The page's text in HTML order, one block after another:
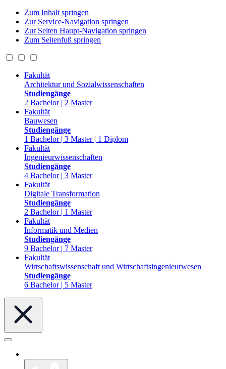
Zum Inhalt springen
Zur Service-Navigation springen
Zur Seiten Haupt-Navigation springen
Zum Seitenfuß springen
Fakultät
Architektur und Sozialwissenschaften
Studiengänge
2 Bachelor | 2 Master
Fakultät
Bauwesen
Studiengänge
1 Bachelor | 3 Master | 1 Diplom
Fakultät
Ingenieurwissenschaften
Studiengänge
4 Bachelor | 3 Master
Fakultät
Digitale Transformation
Studiengänge
2 Bachelor | 1 Master
Fakultät
Informatik und Medien
Studiengänge
9 Bachelor | 7 Master
Fakultät
Wirtschaftswissenschaft und Wirtschaftsingenieurwesen
Studiengänge
6 Bachelor | 5 Master